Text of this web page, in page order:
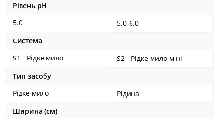
Рівень pH
5.0
Система
S1 - Рідке мило
Тип засобу
Рідке мило
Ширина (см)
5.0-6.0
S2 - Рідке мило міні
Рідина